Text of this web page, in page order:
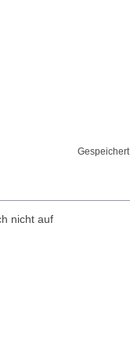
Gespeichert
nicht auf